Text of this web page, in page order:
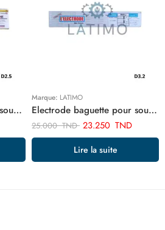
MAXWELD Baguette de soudure electrode 2.5x300mm ART03045
Marque: LATIMO
Electrode baguette pour soudure d3.2 r10 ART03013
25.000TND 23.250 TND
Lire la suite